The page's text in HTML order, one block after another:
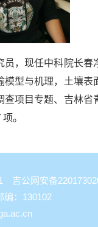
现任中科院长春
型与机理，土壤表
项目专题、吉林
。
吉公网安备
：130102